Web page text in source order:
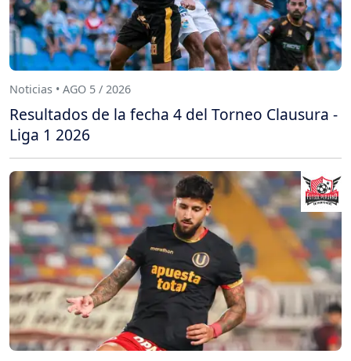
Noticias • AGO 5 / 2026
Resultados de la fecha 4 del Torneo Clausura -
Liga 1 2026